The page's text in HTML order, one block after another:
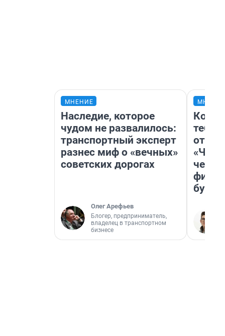
МНЕНИЕ
Наследие, которое
чудом не развалилось:
транспортный эксперт
разнес миф о «вечных»
советских дорогах
Олег Арефьев
Блогер, предприниматель,
владелец в транспортном
бизнесе
тебя